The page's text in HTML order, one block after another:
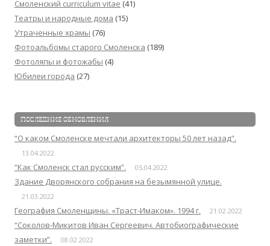
Смоленский сurriculum vitae (41)
Театры и народные дома (15)
Утраченные храмы (76)
Фотоальбомы старого Смоленска (189)
Фотоляпы и фотожабы (4)
Юбилеи города (27)
ПОСЛЕДНИЕ ОБНОВЛЕНИЯ
“О каком Смоленске мечтали архитекторы 50 лет назад”.
13.04.2022
“Как Смоленск стал русским”. 05.04.2022
Здание Дворянского собрания на безымянной улице.
21.03.2022
География Смоленщины. «Траст-Имаком». 1994 г. 21.02.2022
“Соколов-Микитов Иван Сергеевич. Автобиографические
заметки”.
08.02.2022